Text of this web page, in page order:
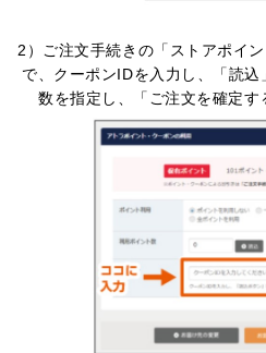
2）ご注文手続きの「ストアポイ
で、クーポンIDを入力し、「読込
数を指定し、「ご注文を確定す